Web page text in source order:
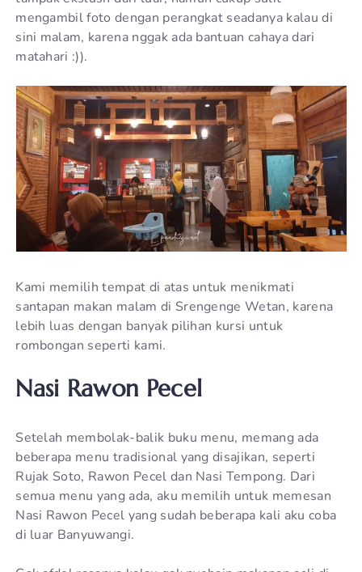
mengambil foto dengan perangkat seadanya kalau di
sini malam, karena nggak ada bantuan cahaya dari
matahari :)).
Kami memilih tempat di atas untuk menikmati
santapan makan malam di Srengenge Wetan, karena
lebih luas dengan banyak pilihan kursi untuk
rombongan seperti kami.
Nasi Rawon Pecel
Setelah membolak-balik buku menu, memang ada
beberapa menu tradisional yang disajikan, seperti
Rujak Soto, Rawon Pecel dan Nasi Tempong. Dari
semua menu yang ada, aku memilih untuk memesan
Nasi Rawon Pecel yang sudah beberapa kali aku coba
di luar Banyuwangi.